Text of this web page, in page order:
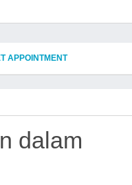
APPOINTMENT
dalam